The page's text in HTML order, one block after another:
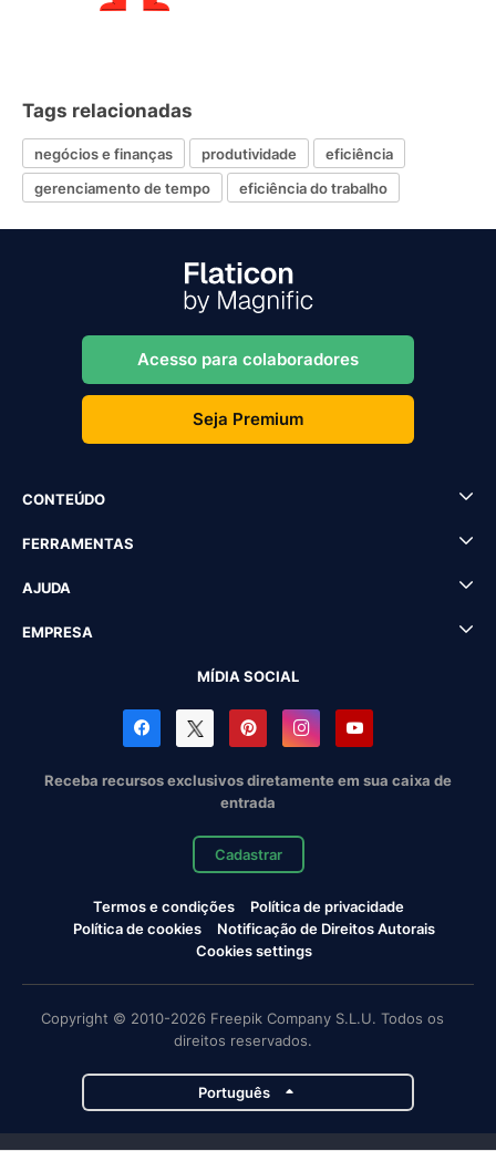
Tags relacionadas
negócios e finanças produtividade
eficiência
gerenciamento de tempo
eficiência do trabalho
Acesso para colaboradores
Seja Premium
CONTEÚDO
FERRAMENTAS
AJUDA
EMPRESA
MÍDIA SOCIAL
Receba recursos exclusivos diretamente em sua caixa de
entrada
Cadastrar
Termos e condições
Política de privacidade
Política de cookies
Notificação de Direitos Autorais
Cookies settings
Copyright © 2010-2026 Freepik Company S.L.U. Todos os
direitos reservados.
Português